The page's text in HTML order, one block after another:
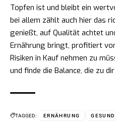
Topfen ist und bleibt ein
bei allem zählt auch hier das
genießt, auf Qualität achtet
Ernährung bringt, profitiert
Risiken in Kauf nehmen zu
und finde die Balance, die zu
TAGGED: ERNÄHRUNG